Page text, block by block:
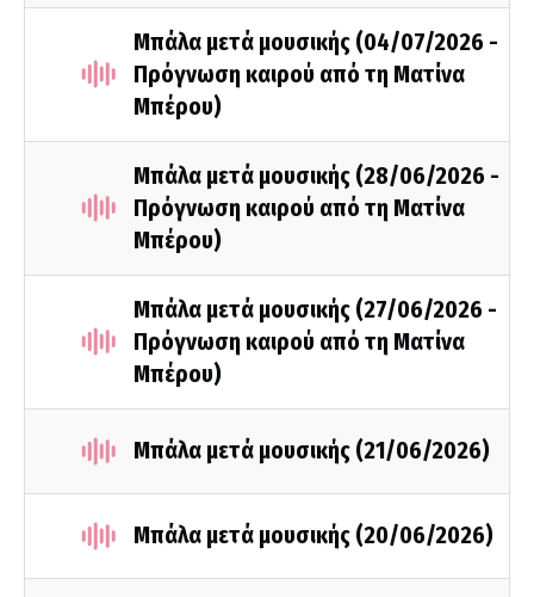
Μπάλα μετά μουσικής (04/07/2026 -
Πρόγνωση καιρού από τη Ματίνα
Μπέρου)
Μπάλα μετά μουσικής (28/06/2026 -
Πρόγνωση καιρού από τη Ματίνα
Μπέρου)
Μπάλα μετά μουσικής (27/06/2026 -
Πρόγνωση καιρού από τη Ματίνα
Μπέρου)
Μπάλα μετά μουσικής (21/06/2026)
Μπάλα μετά μουσικής (20/06/2026)